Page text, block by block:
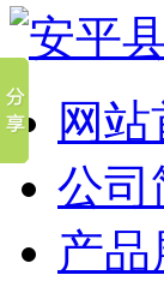
网
公司
产品